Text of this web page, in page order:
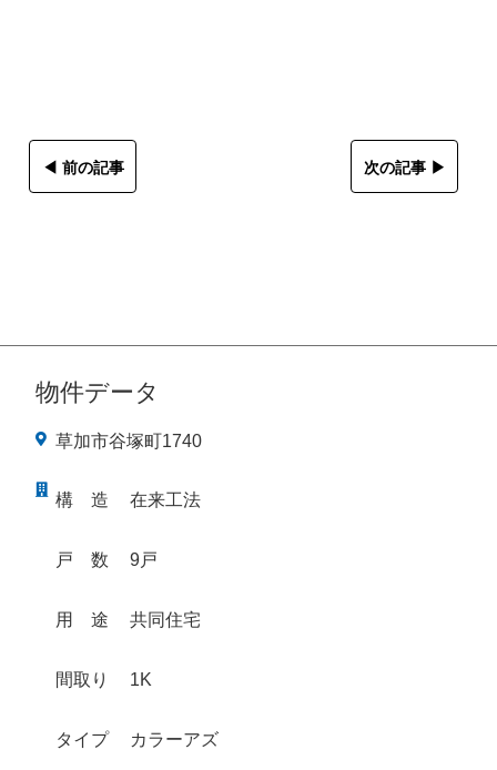
物件データ
草加市谷塚町1740
構 造 在来工法
戸 数 9戸
用 途 共同住宅
間取り 1K
タイプ カラーアズ
◀︎ 前の記事 次の記事 ▶︎